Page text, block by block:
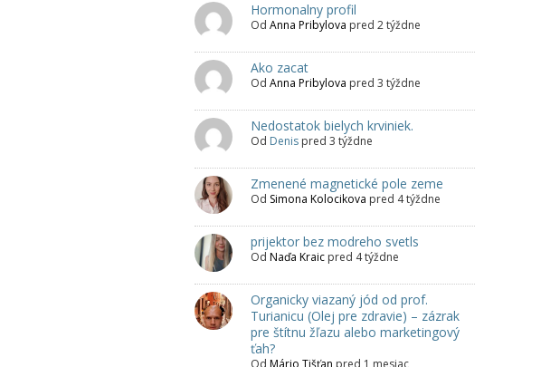
Hormonalny profil
Od Anna Pribylova pred 2 týždne
Ako zacat
Od Anna Pribylova pred 3 týždne
Nedostatok bielych krviniek.
Od Denis pred 3 týždne
Zmenené magnetické pole zeme
Od Simona Kolocikova pred 4 týždne
prijektor bez modreho svetls
Od Naďa Kraic pred 4 týždne
Organicky viazaný jód od prof.
Turianicu (Olej pre zdravie) – zázrak
pre štítnu žľazu alebo marketingový
ťah?